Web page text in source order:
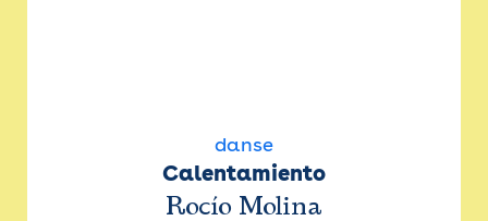
danse
Calentamiento
Rocío Molina